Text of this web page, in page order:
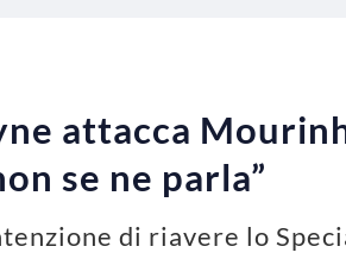
attacca
se ne parla”
di riavere lo